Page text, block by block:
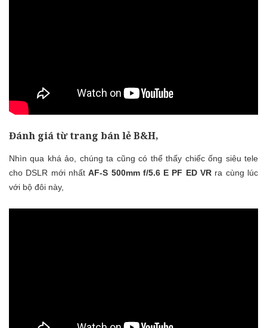
Đánh giá từ trang bán lẻ B&H,
Nhìn qua khá ảo, chúng ta cũng có thể thấy chiếc ống siêu tele
cho DSLR mới nhấtAF-S 500mm f/5.6 E PF ED VR ra cùng lúc
với bộ đôi này,